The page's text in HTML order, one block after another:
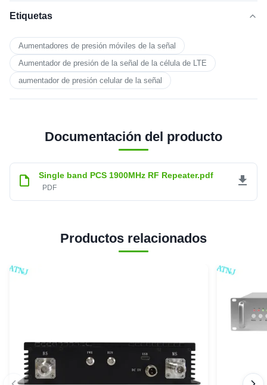
Etiquetas
Aumentadores de presión móviles de la señal
Aumentador de presión de la señal de la célula de LTE
aumentador de presión celular de la señal
Documentación del producto
Single band PCS 1900MHz RF Repeater.pdf
PDF
Productos relacionados